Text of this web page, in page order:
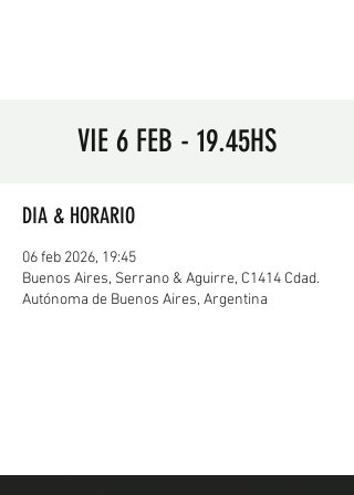
VIE 6 FEB - 19.45HS
DIA & HORARIO
06 feb 2026, 19:45
Buenos Aires, Serrano & Aguirre, C1414 Cdad.
Autónoma de Buenos Aires, Argentina